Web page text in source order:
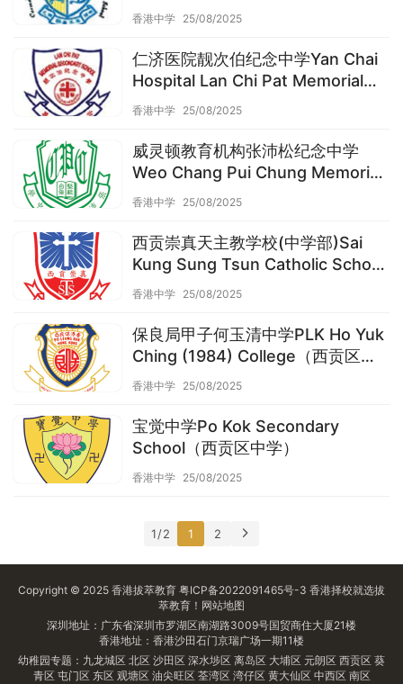
School（西贡区中学）
香港中学 25/08/2025
仁济医院靓次伯纪念中学Yan Chai
Hospital Lan Chi Pat Memorial
Secondary School（西贡区中学）
香港中学 25/08/2025
威灵顿教育机构张沛松纪念中学
Weo Chang Pui Chung Memorial
School（西贡区中学）
香港中学 25/08/2025
西贡崇真天主教学校(中学部)Sai
Kung Sung Tsun Catholic School
(Secondary Section)（西贡区中
香港中学 25/08/2025
保良局甲子何玉清中学PLK Ho Yuk
Ching (1984) College（西贡区中
学）
香港中学 25/08/2025
宝觉中学Po Kok Secondary
School（西贡区中学）
香港中学 25/08/2025
1 / 2 1 2
Copyright © 2025 香港拔萃教育 粤ICP备2022091465号-3 香港择校就选拔
萃教育！ 网站地图
深圳地址：广东省深圳市罗湖区南湖路3009号国贸商住大厦21楼
香港地址：香港沙田石门京瑞广场一期11楼
幼稚园专题： 九龙城区 北区 沙田区 深水埗区 离岛区 大埔区 元朗区 西贡区 葵
青区 屯门区 东区 观塘区 油尖旺区 荃湾区 湾仔区 黄大仙区 中西区 南区